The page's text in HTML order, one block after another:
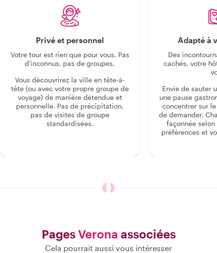
Privé et personnel
Votre tour est rien que pour vous. Pas
d'inconnus, pas de groupes.
Vous découvrirez la ville en tête-à-
tête (ou avec votre propre groupe de
voyage) de manière détendue et
personnelle. Pas de précipitation,
pas de visites de groupe
standardisées.
Adapté à
Des
cachés, votre
Envie de sauter
une pause
concentrer sur
de demander.
façonnée
préférences et
PagesVerona associées
Cela pourrait aussi vous intéresser